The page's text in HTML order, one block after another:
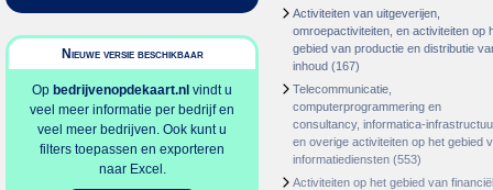
Nieuwe versie beschikbaar
Op bedrijvenopdekaart.nl vindt u
veel meer informatie per bedrijf en
veel meer bedrijven. Ook kunt u
filters toepassen en exporteren
naar Excel.
Activiteiten van uitgeverijen,
omroepactiviteiten, en activiteiten op
gebied van productie en distributie
inhoud (167)
Telecommunicatie,
computerprogrammering en
consultancy, informatica-
en overige activiteiten op het gebied
informatiediensten (553)
Activiteiten op het gebied van